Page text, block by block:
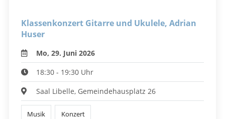
Klassenkonzert Gitarre und Ukulele, Adrian
Huser
Mo, 29. Juni 2026
18:30 - 19:30 Uhr
Saal Libelle, Gemeindehausplatz 26
Musik Konzert